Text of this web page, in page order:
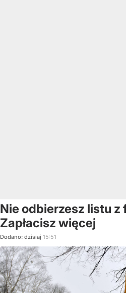
Nie odbierzesz listu z
Zapłacisz więcej
Dodano: dzisiaj 15:51